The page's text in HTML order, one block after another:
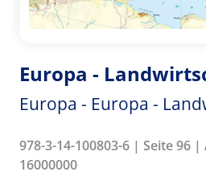
Europa -
Europa - Europa -
978-3-14-100803-6 | Seite 96
16000000